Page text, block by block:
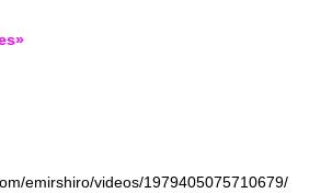
emirshiro/videos/1979405075710679/